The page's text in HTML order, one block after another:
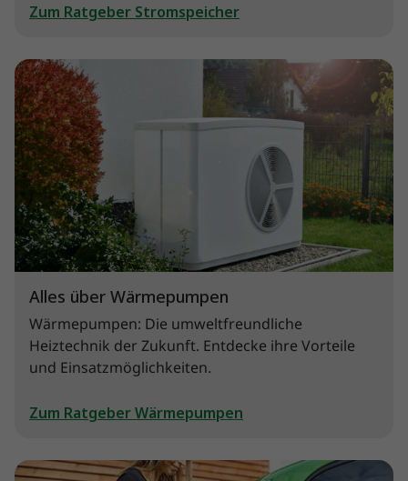
Zum Ratgeber Stromspeicher
Alles über Wärmepumpen
Wärmepumpen: Die umweltfreundliche
Heiztechnik der Zukunft. Entdecke ihre Vorteile
und Einsatzmöglichkeiten.
Zum Ratgeber Wärmepumpen